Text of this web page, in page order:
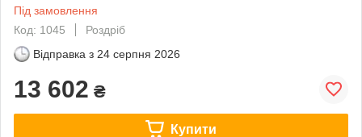
Під замовлення
Код: 1045
Роздріб
Відправка з 24 серпня 2026
13 602 ₴
Купити